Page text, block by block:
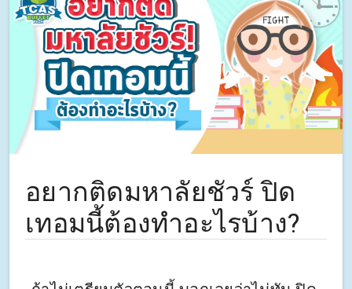
อยากติดมหาลัยชัวร์ ปิด
เทอมนี้ต้องทำอะไรบ้าง?